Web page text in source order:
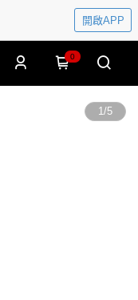
開啟APP
0
1/5